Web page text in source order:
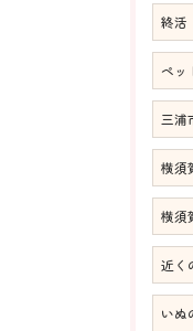
終活
ペッ
三浦
横須
横須
近く
いぬ